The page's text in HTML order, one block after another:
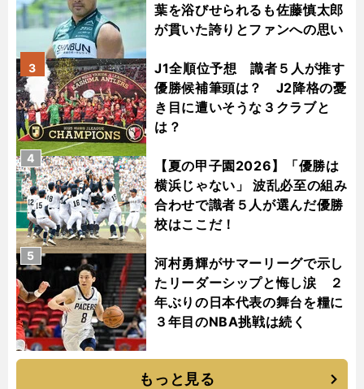
葉を浴びせられるも佐藤慎太郎
が貫いた誇りとファンへの思い
J1全順位予想 識者５人が推す
優勝候補筆頭は？ J2降格の憂
き目に遭いそうな３クラブと
は？
3
【夏の甲子園2026】「優勝は
横浜じゃない」 波乱必至の組み
合わせで識者５人が選んだ優勝
校はここだ！
4
河村勇輝がサマーリーグで示し
たリーダーシップと悔し涙 ２
年ぶりの日本代表の舞台を糧に
３年目のNBA挑戦は続く
5
もっと見る